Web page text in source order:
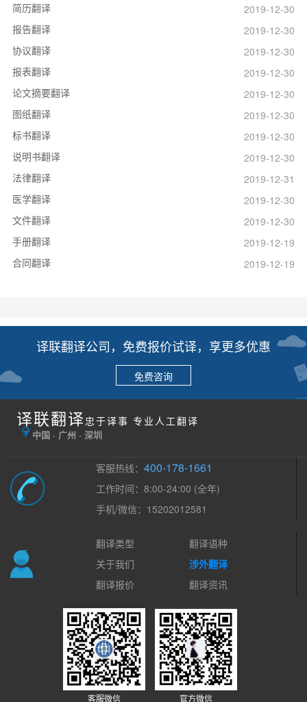
简历翻译
2019-12-30
报告翻译
2019-12-30
协议翻译
2019-12-30
报表翻译
2019-12-30
论文摘要翻译
2019-12-30
图纸翻译
2019-12-30
标书翻译
2019-12-30
说明书翻译
2019-12-30
法律翻译
2019-12-31
医学翻译
2019-12-30
文件翻译
2019-12-30
手册翻译
2019-12-19
合同翻译
2019-12-19
译联翻译公司，免费报价试译，享更多优惠
免费咨询
译联翻译 忠于译事 专业人工翻译
中国 · 广州 · 深圳
客服热线：400-178-1661
工作时间：8:00-24:00 (全年)
手机/微信：15202012581
翻译类型
翻译语种
关于我们
涉外翻译
翻译报价
翻译资讯
客服微信 官方微信